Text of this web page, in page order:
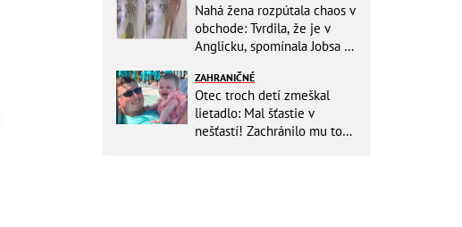
Nahá žena rozpútala chaos v
obchode: Tvrdila, že je v
Anglicku, spomínala Jobsa aj
ZAHRANIČNÉ
Otec troch detí zmeškal
lietadlo: Mal šťastie v
nešťastí! Zachránilo mu to